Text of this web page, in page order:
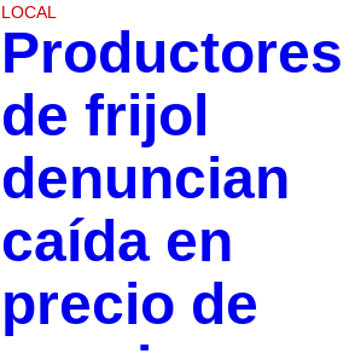
LOCAL
Productores
de frijol
denuncian
caída en
precio de